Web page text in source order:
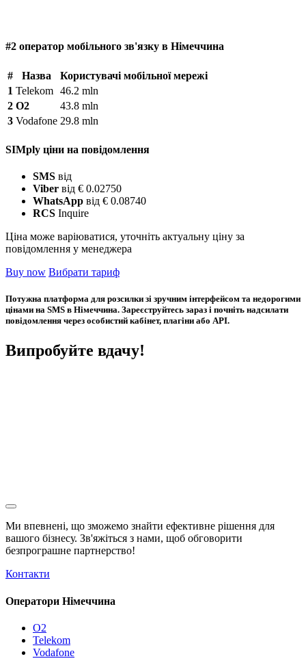
#2 оператор мобільного зв'язку в Німеччина
# Назва
Користувачі мобільної мережі
1 Telekom 46.2 mln
2 O2
43.8 mln
3 Vodafone 29.8 mln
SIMply ціни на повідомлення
SMS від
Viber від € 0.02750
WhatsApp від € 0.08740
RCS Inquire
Ціна може варіюватися, уточніть актуальну ціну за
повідомлення у менеджера
Buy now Вибрати тариф
Потужна платформа для розсилки зі зручним інтерфейсом та недорогими
цінами на SMS в Німеччина. Зареєструйтесь зараз і почніть надсилати
повідомлення через особистий кабінет, плагіни або API.
Випробуйте вдачу!
Ми впевнені, що зможемо знайти ефективне рішення для
вашого бізнесу. Зв'яжіться з нами, щоб обговорити
безпрограшне партнерство!
Контакти
Оператори Німеччина
O2
Telekom
Vodafone